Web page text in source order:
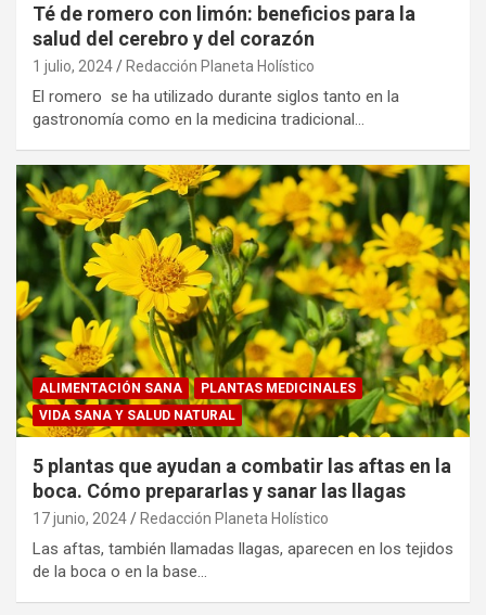
Té de romero con limón: beneficios para la
salud del cerebro y del corazón
1 julio, 2024 Redacción Planeta Holístico
El romero se ha utilizado durante siglos tanto en la
gastronomía como en la medicina tradicional…
ALIMENTACIÓN SANA
PLANTAS MEDICINALES
VIDA SANA Y SALUD NATURAL
5 plantas que ayudan a combatir las aftas en la
boca. Cómo prepararlas y sanar las llagas
17 junio, 2024 Redacción Planeta Holístico
Las aftas, también llamadas llagas, aparecen en los tejidos
de la boca o en la base…